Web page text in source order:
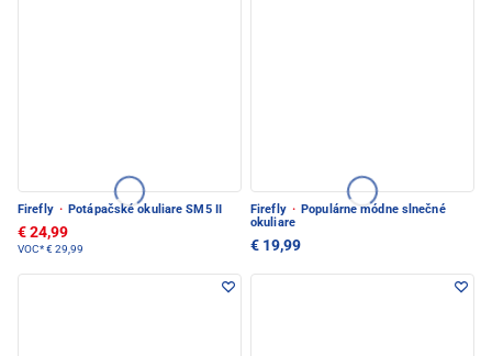
Firefly · Potápačské okuliare SM5 II
€ 24,99
VOC*€ 29,99
Firefly · Populárne módne slnečné
okuliare
€ 19,99